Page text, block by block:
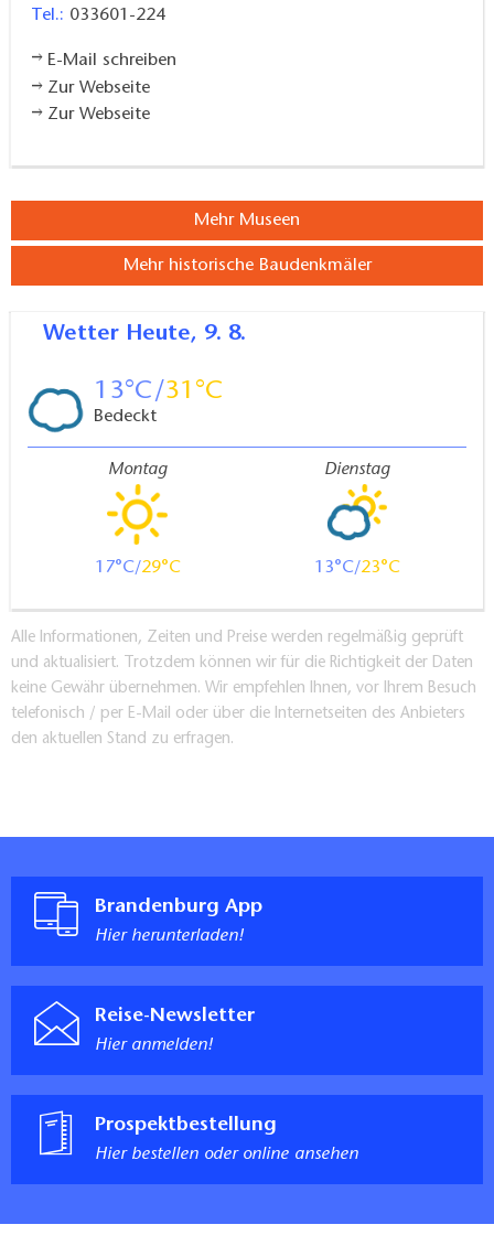
Tel.: 033601-224
E-Mail schreiben
Zur Webseite
Zur Webseite
Mehr Museen
Mehr historische Baudenkmäler
Wetter Heute, 9. 8.
13 31
Bedeckt
Montag
17 29
Dienstag
13 23
Alle Informationen, Zeiten und Preise werden regelmäßig geprüft
und aktualisiert. Trotzdem können wir für die Richtigkeit der Daten
keine Gewähr übernehmen. Wir empfehlen Ihnen, vor Ihrem Besuch
telefonisch / per E-Mail oder über die Internetseiten des Anbieters
den aktuellen Stand zu erfragen.
Brandenburg App
Hier herunterladen!
Reise-Newsletter
Hier anmelden!
Prospektbestellung
Hier bestellen oder online ansehen